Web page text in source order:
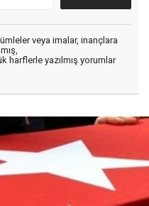
veya imalar, inançlara
harflerle yazılmış yorumlar